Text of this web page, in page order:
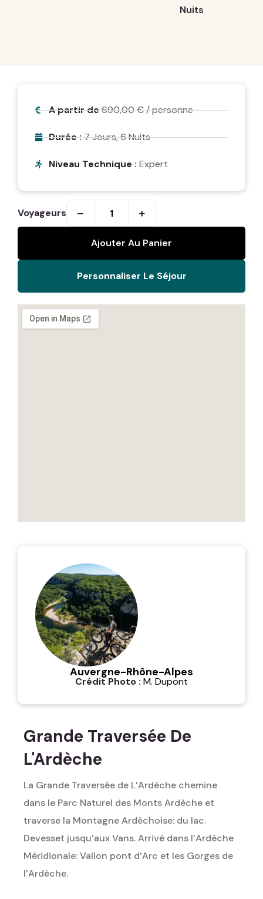
Nuits
Grande Traversée De
L'Ardèche
La Grande Traversée de L’Ardèche chemine
dans le Parc Naturel des Monts Ardèche et
traverse la Montagne Ardèchoise: du lac.
Devesset jusqu’aux Vans. Arrivé dans l’Ardèche
Méridionale: Vallon pont d’Arc et les Gorges de
l’Ardèche.
A partir de690,00€/ personne
Durée :7 Jours, 6 Nuits
Niveau Technique : Expert
Voyageurs
Ajouter Au Panier
Personnaliser Le Séjour
Auvergne-Rhône-Alpes
Crédit Photo : M. Dupont